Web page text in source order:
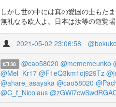
しかし世の中には真の愛国の士もた
無礼なる欧人よ。日本は汝等の遊覧
2021-05-02 23:06:58
38 @cao58020 @mememeunko
@Mel_Kr17 @F1eQ3km1oj929Tz
@ahare_asayaka @cao58020
@C_f_Nicolaus